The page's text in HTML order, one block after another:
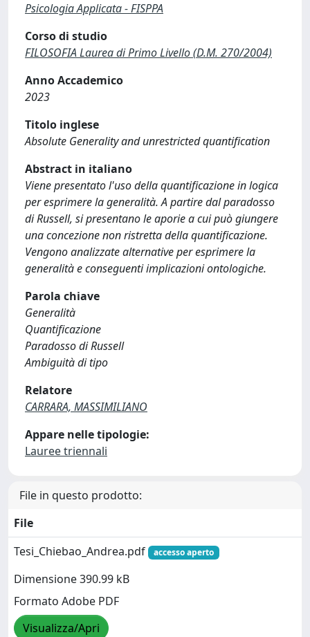
Psicologia Applicata - FISPPA
Corso di studio
FILOSOFIA Laurea di Primo Livello (D.M. 270/2004)
Anno Accademico
2023
Titolo inglese
Absolute Generality and unrestricted quantification
Abstract in italiano
Viene presentato l'uso della quantificazione in logica
per esprimere la generalità. A partire dal paradosso
di Russell, si presentano le aporie a cui può giungere
una concezione non ristretta della quantificazione.
Vengono analizzate alternative per esprimere la
generalità e conseguenti implicazioni ontologiche.
Parola chiave
Generalità
Quantificazione
Paradosso di Russell
Ambiguità di tipo
Relatore
CARRARA, MASSIMILIANO
Appare nelle tipologie:
Lauree triennali
File in questo prodotto:
File
Tesi_Chiebao_Andrea.pdf
accesso aperto
Dimensione 390.99 kB
Formato Adobe PDF
Visualizza/Apri